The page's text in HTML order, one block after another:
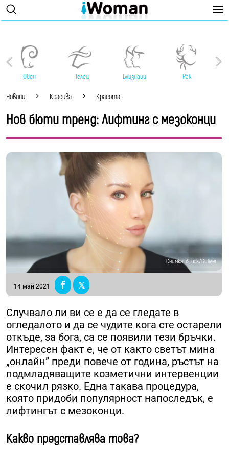
Овен Телец Близнаци Рак
Новини Красива Красота
Нов бюти тренд: Лифтинг с мезоконци
Снимка: iStock/Guliver
14 май 2021
Случвало ли ви се е да се гледате в
огледалото и да се чудите кога сте остарели
откъде, за бога, са се появили тези бръчки.
Интересен факт е, че от както светът мина
„онлайн” преди повече от година, ръстът на
подмладяващите козметични интервенции
е скочил рязко. Една такава процедура,
която придоби популярност напоследък, е
лифтингът с мезоконци.
Какво представлява това?